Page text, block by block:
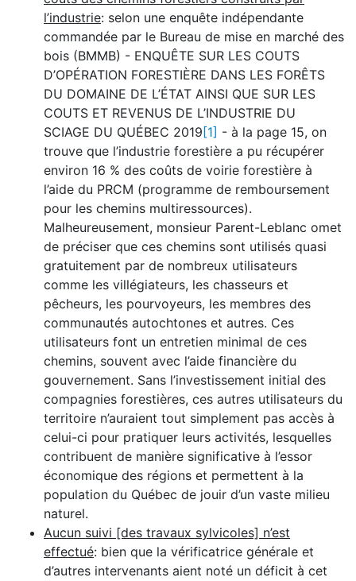
l’industrie: selon une enquête indépendante
commandée par le Bureau de mise en marché des
bois (BMMB) - ENQUÊTE SUR LES COUTS
D’OPÉRATION FORESTIÈRE DANS LES FORÊTS
DU DOMAINE DE L’ÉTAT AINSI QUE SUR LES
COUTS ET REVENUS DE L’INDUSTRIE DU
SCIAGE DU QUÉBEC 2019 [1] - à la page 15, on
trouve que l’industrie forestière a pu récupérer
environ 16 % des coûts de voirie forestière à
l’aide du PRCM (programme de remboursement
pour les chemins multiressources).
Malheureusement, monsieur Parent-Leblanc omet
de préciser que ces chemins sont utilisés quasi
gratuitement par de nombreux utilisateurs
comme les villégiateurs, les chasseurs et
pêcheurs, les pourvoyeurs, les membres des
communautés autochtones et autres. Ces
utilisateurs font un entretien minimal de ces
chemins, souvent avec l’aide financière du
gouvernement. Sans l’investissement initial des
compagnies forestières, ces autres utilisateurs du
territoire n’auraient tout simplement pas accès à
celui-ci pour pratiquer leurs activités, lesquelles
contribuent de manière significative à l’essor
économique des régions et permettent à la
population du Québec de jouir d’un vaste milieu
naturel.
Aucun suivi [des travaux sylvicoles] n’est
effectué: bien que la vérificatrice générale et
d’autres intervenants aient noté un déficit à cet